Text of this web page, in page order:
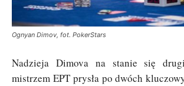
Ognyan Dimov, fot. PokerStars
Nadzieja Dimova na stanie się
mistrzem EPT prysła po dwóch